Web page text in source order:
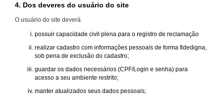
4. Dos deveres do usuário do site
O usuário do site deverá
possuir capacidade civil plena para o registro de reclamação
realizar cadastro com informações pessoais de forma fidedigna,
sob pena de exclusão do cadastro;
guardar os dados necessários (CPF/Login e senha) para
acesso a seu ambiente restrito;
manter atualizados seus dados pessoais;